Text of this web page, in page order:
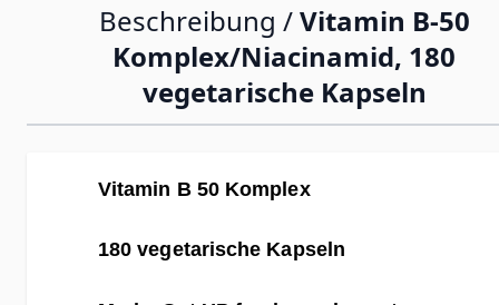
Beschreibung /Vitamin B-50
Komplex/Niacinamid, 180
vegetarische Kapseln
Vitamin B 50 Komplex
180 vegetarische Kapseln